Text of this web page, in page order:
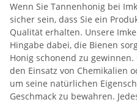
Wenn Sie Tannenhonig bei
sicher sein, dass Sie ein
Qualität erhalten. Unsere
Hingabe dabei, die Bienen
Honig schonend zu
den Einsatz von Chemikalien
um seine natürlichen
Geschmack zu bewahren.